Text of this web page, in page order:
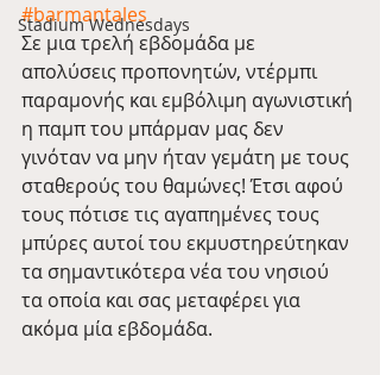
Stadium Wednesdays
#barmantales
Σε μια τρελή εβδομάδα με
απολύσεις προπονητών, ντέρμπι
παραμονής και εμβόλιμη αγωνιστική
η παμπ του μπάρμαν μας δεν
γινόταν να μην ήταν γεμάτη με τους
σταθερούς του θαμώνες! Έτσι αφού
τους πότισε τις αγαπημένες τους
μπύρες αυτοί του εκμυστηρεύτηκαν
τα σημαντικότερα νέα του νησιού
τα οποία και σας μεταφέρει για
ακόμα μία εβδομάδα.